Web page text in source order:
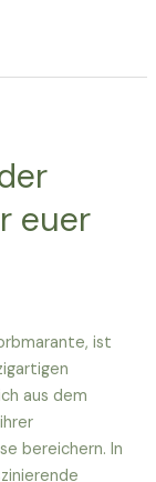
euer
ist
aus dem
bereichern. In